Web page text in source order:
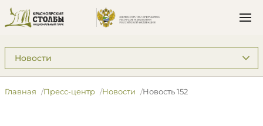
Подразделы: Пресс-центр
Главная Пресс-центр Новости Новость 152